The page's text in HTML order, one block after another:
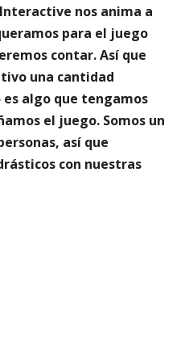
nos anima a
para el juego
contar. Así que
una cantidad
es algo que tengamos
el juego. Somos un
así que
con nuestras